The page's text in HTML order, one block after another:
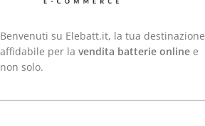
Benvenuti su Elebatt.it, la tua destinazione
affidabile per la vendita batterie online e
non solo.